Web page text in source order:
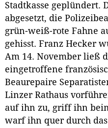
Stadtkasse geplündert.
abgesetzt, die
grün-weiß-rote Fahne
gehisst. Franz Hecker
Am 14. November ließ
eingetroffene
Beaurepaire
Linzer Rathaus
auf ihn zu, griff ihn
warf ihn quer durch